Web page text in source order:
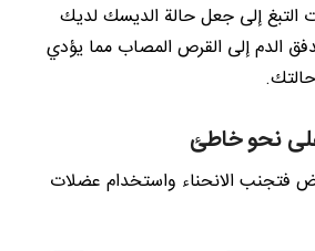
التبغ إلى جعل حالة الديسك لديك
الدم إلى القرص المصاب مما يؤدي
فتجنب الانحناء واستخدام عضلات